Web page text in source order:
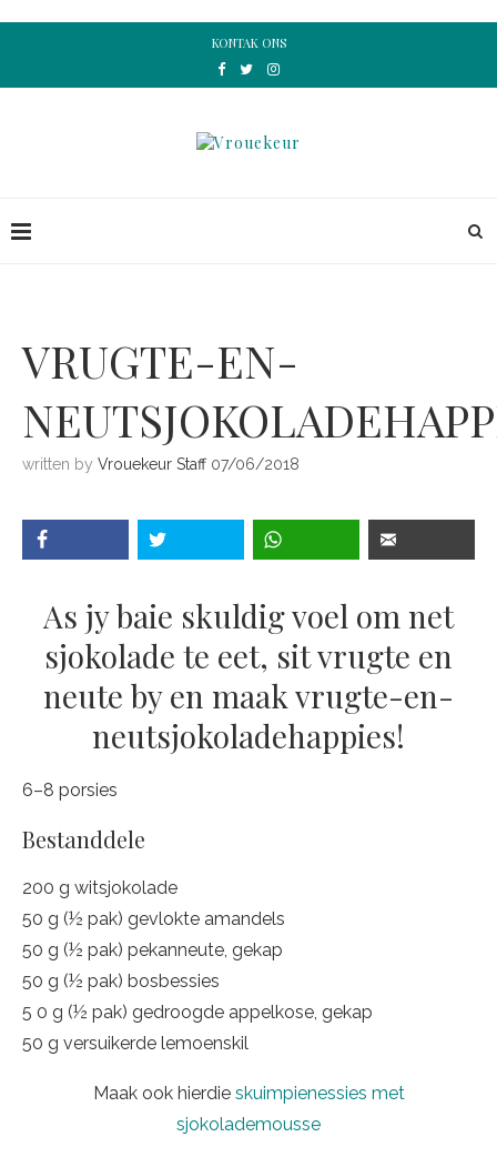
KONTAK ONS
VRUGTE-EN-
written by Vrouekeur Staff 07/06/2018
As jy baie skuldig voel om net
sjokolade te eet, sit vrugte en
neute by en maak vrugte-en-
neutsjokoladehappies!
6–8 porsies
Bestanddele
200 g witsjokolade
50 g (½ pak) gevlokte amandels
50 g (½ pak) pekanneute, gekap
50 g (½ pak) bosbessies
5 0 g (½ pak) gedroogde appelkose, gekap
50 g versuikerde lemoenskil
Maak ook hierdie skuimpienessies met
sjokolademousse